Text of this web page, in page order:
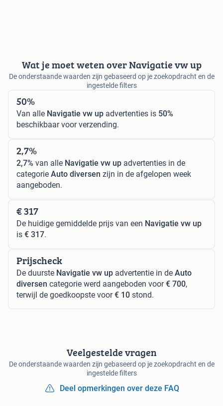
Wat je moet weten over Navigatie vw up
De onderstaande waarden zijn gebaseerd op je zoekopdracht en de
ingestelde filters
50%
Van alle Navigatie vw up advertenties is 50%
beschikbaar voor verzending.
2,7%
2,7% van alle Navigatie vw up advertenties in de
categorie Auto diversen zijn in de afgelopen week
aangeboden.
€ 317
De huidige gemiddelde prijs van een Navigatie vw up
is € 317.
Prijscheck
De duurste Navigatie vw up advertentie in de Auto
diversen categorie werd aangeboden voor€ 700,
terwijl de goedkoopste voor€ 10 stond.
Veelgestelde vragen
De onderstaande waarden zijn gebaseerd op je zoekopdracht en de
ingestelde filters
Deel opmerkingen over deze FAQ